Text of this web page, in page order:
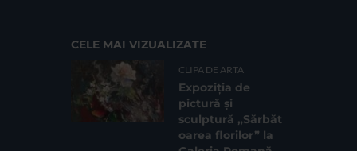
CELE MAI VIZUALIZATE
CLIPA DE ARTA
Expoziția de
pictură și
sculptură „Sărbăt
oarea florilor” la